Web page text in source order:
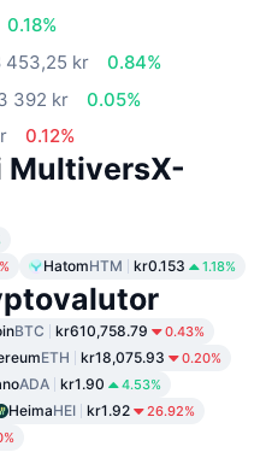
0.18%
453,25 kr
0.84%
392 kr
0.05%
0.12%
MultiversX-
HatomHTM kr0.153 1.18%
BTC kr610,758.79 0.43%
ETH kr18,075.93 0.20%
ADA kr1.90 4.53%
HeimaHEI kr1.92 26.92%